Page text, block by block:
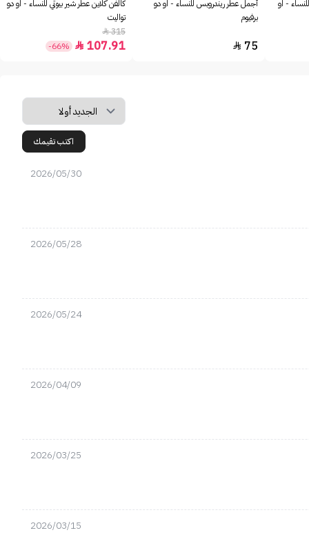
- او
أجمل عطر ريندروبس للنساء - او دو
برفيوم
75

كالفن كلاين عطر شير بيوتي للنساء - او دو
تواليت
315

107.91

-66%
اكتب تقيمك
2026/05/30
2026/05/28
2026/05/24
2026/04/09
2026/03/25
2026/03/15